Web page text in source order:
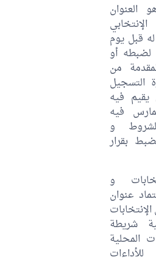
العنوان
قبل يوم
لضبطه أو
من
التسجيل
يقيم فيه
فيه
و
بقرار
و
عنوان
شريطة
المحلية